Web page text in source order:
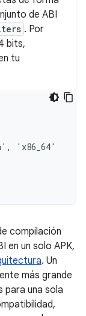
de ABI
. Por
bits,
tu
'x86_64'
compilación
en un solo APK,
. Un
más grande
para una sola